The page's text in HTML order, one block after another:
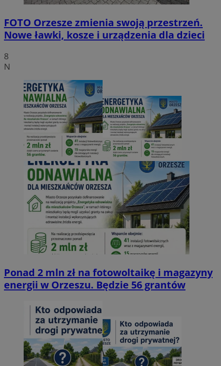
FOTO Orzesze zmienia swoją przestrzeń.
Nowe ławki, kosze i urządzenia dla dzieci
8
N
Ponad 2 mln zł na fotowoltaikę i magazyny
energii w Orzeszu. Będzie 56 grantów